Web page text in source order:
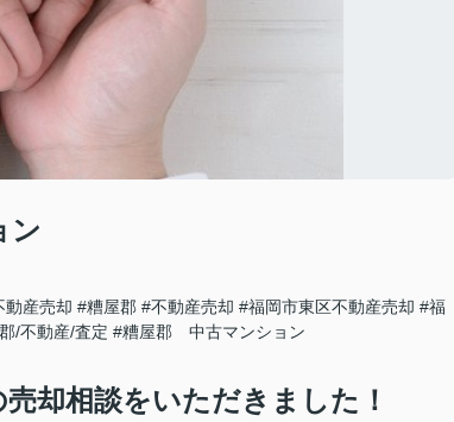
ン
動産売却 #糟屋郡 #不動産売却 #福岡市東区不動産売却 #福
/不動産/査定 #糟屋郡 中古マンション
却相談をいただきました！